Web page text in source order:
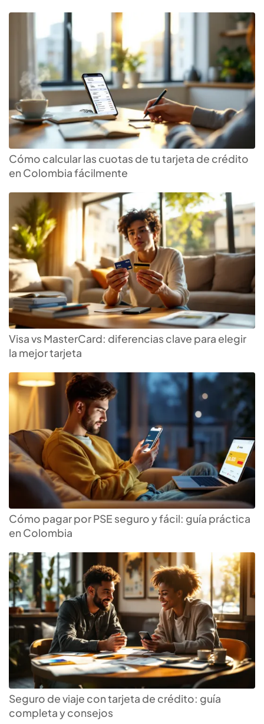
Cómo calcular las cuotas de tu tarjeta de crédito
en Colombia fácilmente
Visa vs MasterCard: diferencias clave para elegir
la mejor tarjeta
Cómo pagar por PSE seguro y fácil: guía práctica
en Colombia
Seguro de viaje con tarjeta de crédito: guía
completa y consejos
Encuentra tutarjeta de
créditoideal